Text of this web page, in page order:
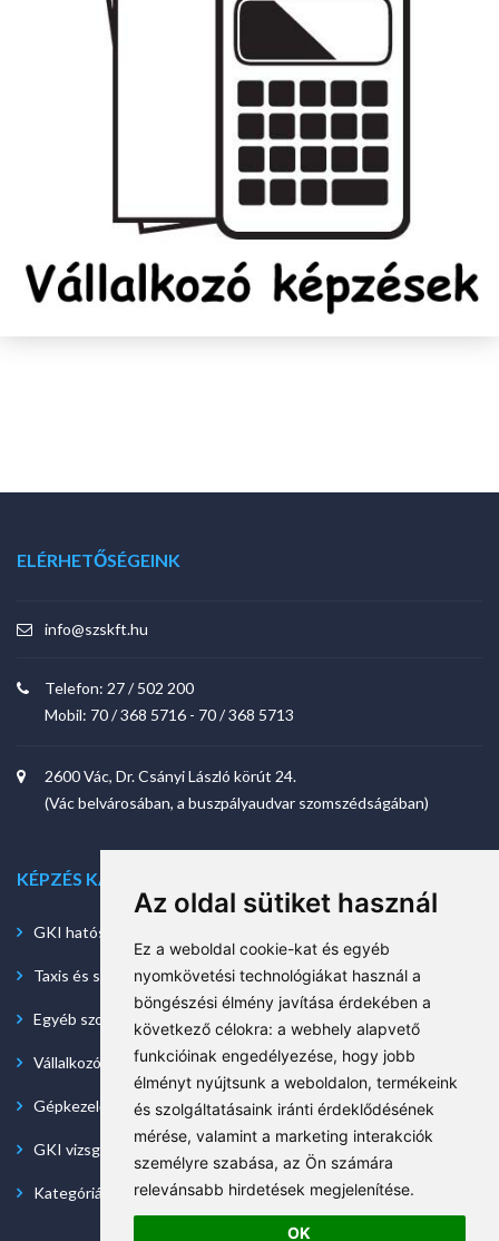
Az oldal sütiket használ
Ez a weboldal cookie-kat és egyéb
nyomkövetési technológiákat használ a
böngészési élmény javítása érdekében a
következő célokra: a webhely alapvető
funkcióinak engedélyezése, hogy jobb
élményt nyújtsunk a weboldalon, termékeink
és szolgáltatásaink iránti érdeklődésének
mérése, valamint a marketing interakciók
személyre szabása, az Ön számára
relevánsabb hirdetések megjelenítése.
OK
ELÉRHETŐSÉGEINK
info@szskft.hu
Telefon: 27 / 502 200
Mobil: 70 / 368 5716 - 70 / 368 5713
2600 Vác, Dr. Csányi László körút 24.
(Vác belvárosában, a buszpályaudvar szomszédságában)
KÉPZÉS KATEGÓRIÁK
GKI hatósági vizsgával
Taxis és személyszállító tanfolyam
Egyéb szolgáltatások
Vállalkozó
Gépkezelő
GKI vizsga nélkül - szimulátoros képzés hétvégén is
Kategóriás képzések - részletek hamarosan